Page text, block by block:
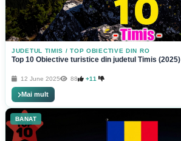
JUDETUL TIMIS /TOP OBIECTIVE DIN RO
Top 10 Obiective turistice din judetul Timis (2025)
12 June 2025 88 +11
Mai mult
BANAT